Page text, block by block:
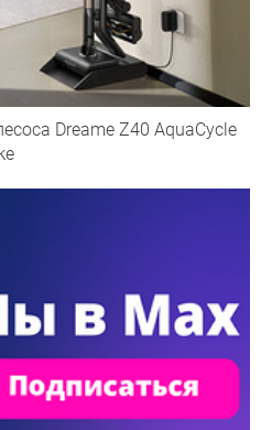
Dreame Z40 AquaCycle